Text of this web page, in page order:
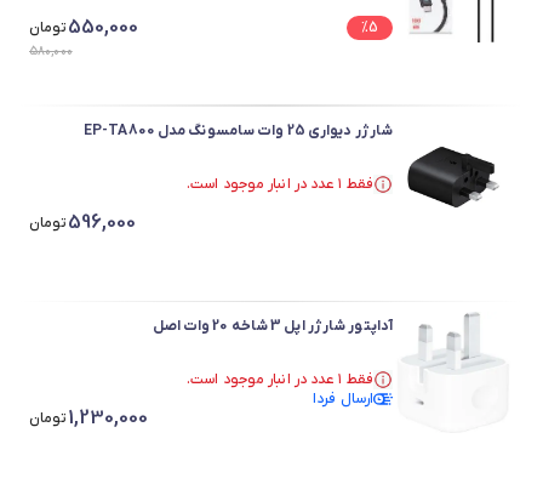
%5
550,000تومان
580,000
شارژر دیواری 25 وات سامسونگ مدل EP-TA800
فقط ۱ عدد در انبار موجود است.
596,000تومان
آداپتور شارژر اپل 3 شاخه 20 وات اصل
فقط ۱ عدد در انبار موجود است.
فقط ۱ عدد در انبار موجود است.
ارسال فردا
1,230,000تومان